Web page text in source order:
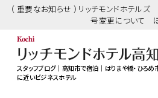
（ 重要なお知らせ ）リッチモンドホテル
号変更について
スタッフブログ｜高知市で宿泊｜はりまや橋・ひろめ
に近いビジネスホテル